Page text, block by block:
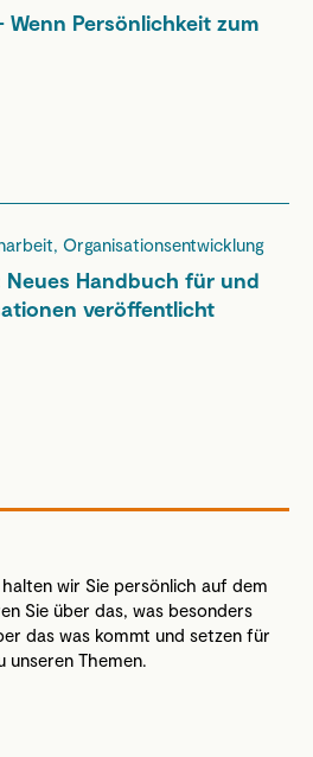
Wenn Persönlichkeit zum
Organisationsentwicklung
Neues Handbuch für und
veröffentlicht
wir Sie persönlich auf dem
Sie über das, was besonders
das was kommt und setzen für
unseren Themen.